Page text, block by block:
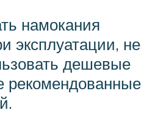
намокания
эксплуатации, не
дешевые
рекомендованные